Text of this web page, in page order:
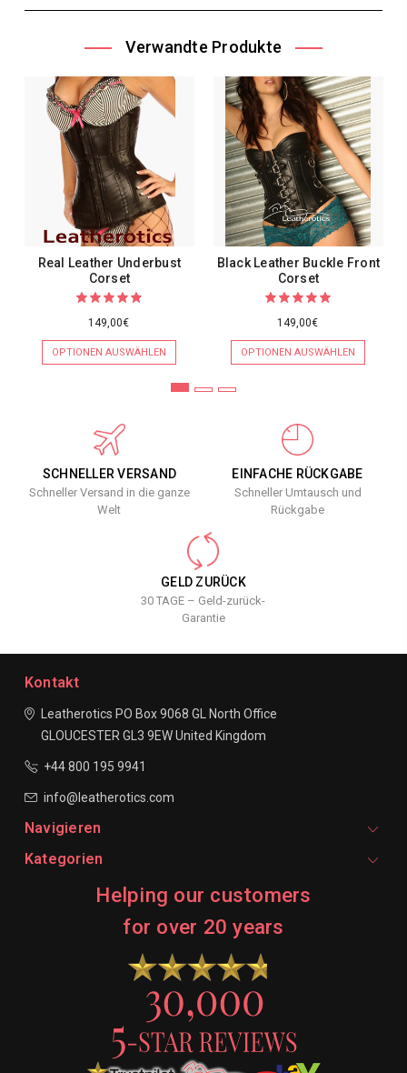
Verwandte Produkte
Real Leather Underbust
Corset
149,00€
OPTIONEN AUSWÄHLEN
Black Leather Buckle Front
Corset
149,00€
OPTIONEN AUSWÄHLEN
SCHNELLER VERSAND
Schneller Versand in die ganze
Welt
EINFACHE RÜCKGABE
Schneller Umtausch und
Rückgabe
GELD ZURÜCK
30 TAGE – Geld-zurück-
Garantie
Kontakt
Leatherotics PO Box 9068 GL North Office
GLOUCESTERGL3 9EWUnited Kingdom
+44 800 195 9941
info@leatherotics.com
Navigieren
Kategorien
Helping our customers
for over 20 years